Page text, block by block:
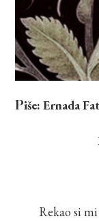
Piše: Ernada
Rekao si